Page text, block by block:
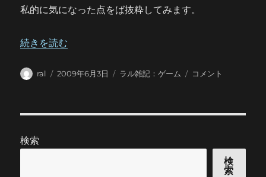
私的に気になった点をば抜粋してみます。
“ｆｆ14発表されましたね。” の
続きを読む
投
ral
投
2009年6月3日
カ
ラル雑記：ゲーム
ｆ
れ
コメント
検索
検
索